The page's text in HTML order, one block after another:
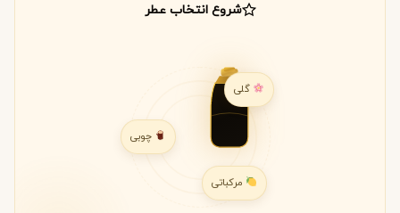
شروع انتخاب عطر
گلی
مرکباتی